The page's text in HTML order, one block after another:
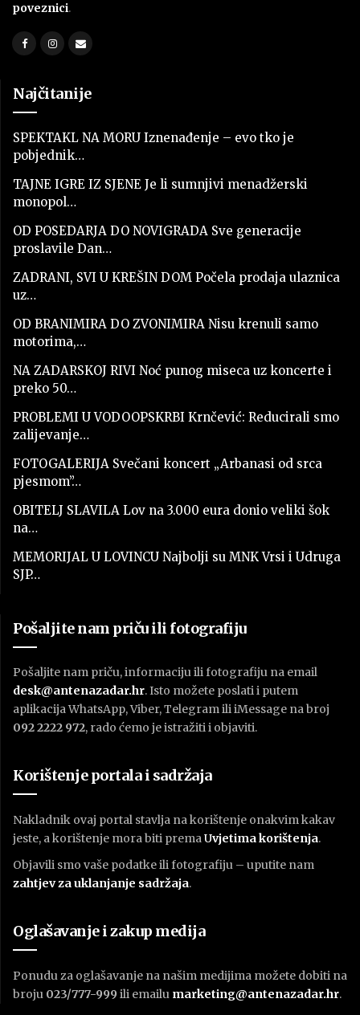
poveznici.
Najčitanije
SPEKTAKL NA MORU Iznenađenje – evo tko je
pobjednik…
TAJNE IGRE IZ SJENE Je li sumnjivi menadžerski
monopol…
OD POSEDARJA DO NOVIGRADA Sve generacije
proslavile Dan…
ZADRANI, SVI U KREŠIN DOM Počela prodaja ulaznica
uz…
OD BRANIMIRA DO ZVONIMIRA Nisu krenuli samo
motorima,…
NA ZADARSKOJ RIVI Noć punog miseca uz koncerte i
preko 50…
PROBLEMI U VODOOPSKRBI Krnčević: Reducirali smo
zalijevanje…
FOTOGALERIJA Svečani koncert „Arbanasi od srca
pjesmom”…
OBITELJ SLAVILA Lov na 3.000 eura donio veliki šok
na…
MEMORIJAL U LOVINCU Najbolji su MNK Vrsi i Udruga
SJP…
Pošaljite nam priču ili fotografiju
Pošaljite nam priču, informaciju ili fotografiju na email
desk@antenazadar.hr. Isto možete poslati i putem
aplikacija WhatsApp, Viber, Telegram ili iMessage na broj
092 2222 972, rado ćemo je istražiti i objaviti.
Korištenje portala i sadržaja
Nakladnik ovaj portal stavlja na korištenje onakvim kakav
jeste, a korištenje mora biti premaUvjetima korištenja.
Objavili smo vaše podatke ili fotografiju – uputite nam
zahtjev za uklanjanje sadržaja.
Oglašavanje i zakup medija
Ponudu za oglašavanje na našim medijima možete dobiti na
broju 023/777-999 ili emailu marketing@antenazadar.hr.